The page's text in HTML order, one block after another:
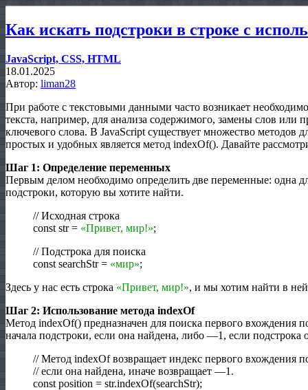
Как искать подстроки в строке с
JavaScript, CSS, HTML
18.01.2025
Автор: liman28
При работе с текстовыми данными часто возникает
текста, например, для анализа содержимого, замены слов или
ключевого слова. В JavaScript существует множество методов
простых и удобных является метод indexOf(). Давайте
Шаг 1: Определение переменных
Первым делом необходимо определить две переменные: одна
подстроки, которую вы хотите найти.
//Исходная строка
const str= «Привет, мир!»;
//Подстрока для поиска
const searchStr= «мир»;
Здесь у нас есть строка «Привет, мир!», и мы хотим найти в
Шаг 2: Использование метода indexOf
Метод indexOf() предназначен для поиска первого вхождения
начала подстроки, если она найдена, либо —1 , если подстрока
//Метод indexOf возвращает индекс первого вхождения
//если она найдена, иначе возвращает —1 .
const position = str.indexOf(searchStr);